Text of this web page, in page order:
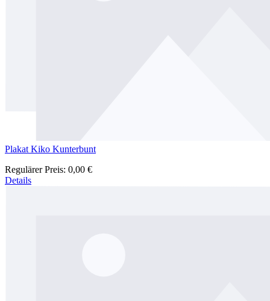
Plakat Kiko Kunterbunt
Regulärer Preis: 0,00 €
Details